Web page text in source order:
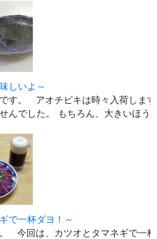
しいよ～
。 アオチビキは時々入荷します
んでした。 もちろん、大きいほう
で一杯ダヨ！～
今回は、カツオとタマネギで一